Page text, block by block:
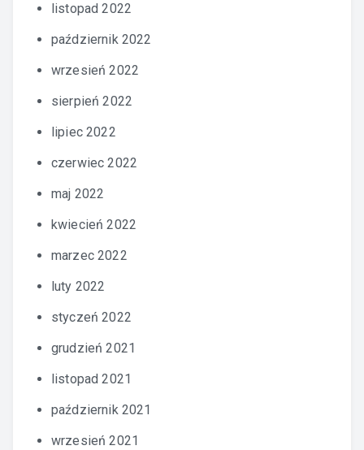
listopad 2022
październik 2022
wrzesień 2022
sierpień 2022
lipiec 2022
czerwiec 2022
maj 2022
kwiecień 2022
marzec 2022
luty 2022
styczeń 2022
grudzień 2021
listopad 2021
październik 2021
wrzesień 2021